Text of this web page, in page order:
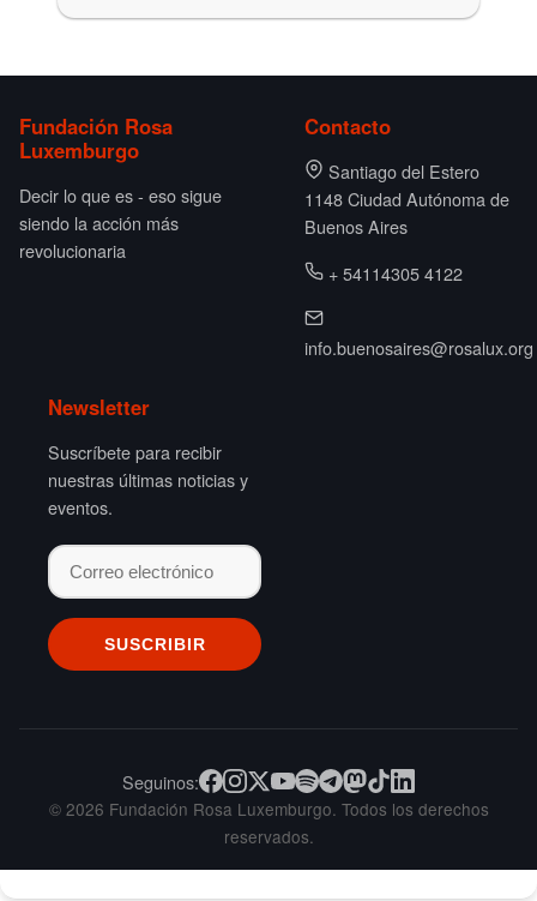
Fundación Rosa
Luxemburgo
Decir lo que es - eso sigue
siendo la acción más
revolucionaria
Contacto
Santiago del Estero
1148 Ciudad Autónoma de
Buenos Aires
+ 54114305 4122
info.buenosaires@rosalux.org
Newsletter
Suscríbete para recibir
nuestras últimas noticias y
eventos.
Seguinos:
© 2026 Fundación Rosa Luxemburgo. Todos los derechos
reservados.